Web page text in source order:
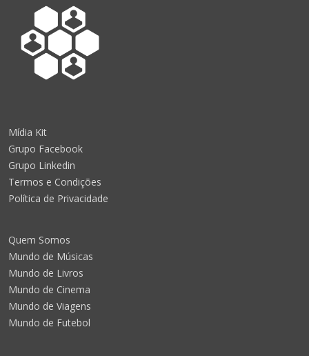
Mídia Kit
Grupo Facebook
Grupo Linkedin
Termos e Condições
Política de Privacidade
Quem Somos
Mundo de Músicas
Mundo de Livros
Mundo de Cinema
Mundo de Viagens
Mundo de Futebol